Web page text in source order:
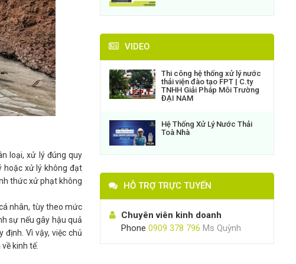
loại, xử lý đúng quy
hoặc xử lý không đạt
thức xử phạt không
nhân, tùy theo mức
sự nếu gây hậu quả
Vì vậy, việc chủ
kinh tế.
VIDEO
Thi công hệ thống xử lý nước
thải viện đào tạo FPT | C.ty
TNHH Giải Pháp Môi Trường
ĐẠI NAM
Hệ Thống Xử Lý Nước Thải
Toà Nhà
HỖ TRỢ TRỰC TUYẾN
Chuyên viên kinh doanh
Phone 0909 378 796 Ms Quỳnh